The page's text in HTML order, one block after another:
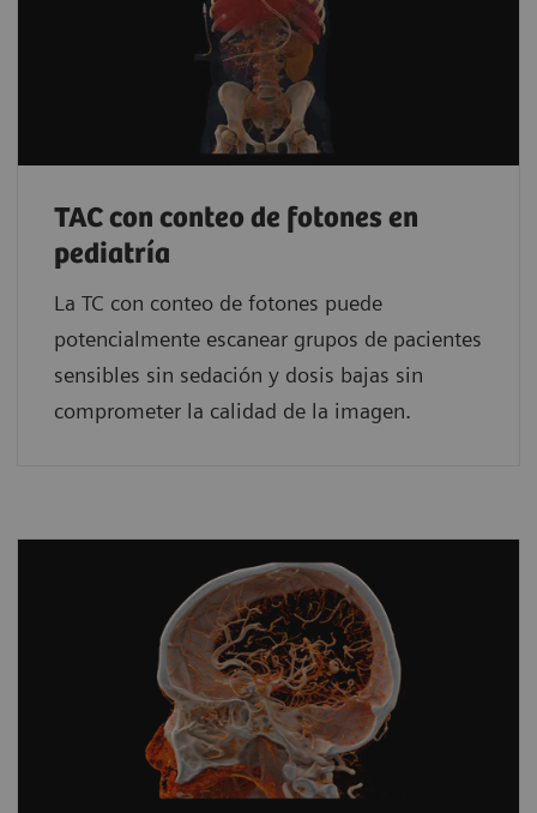
TAC con conteo de fotones en
pediatría
La TC con conteo de fotones puede
potencialmente escanear grupos de pacientes
sensibles sin sedación y dosis bajas sin
comprometer la calidad de la imagen.